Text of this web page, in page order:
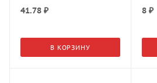
41.78 ₽
В КОРЗИНУ
8₽